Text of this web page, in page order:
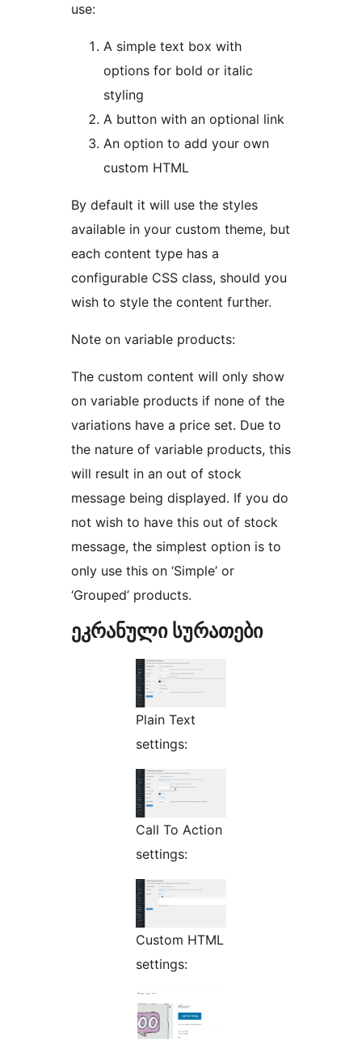
use:
A simple text box with
options for bold or italic
styling
A button with an optional link
An option to add your own
custom HTML
By default it will use the styles
available in your custom theme, but
each content type has a
configurable CSS class, should you
wish to style the content further.
Note on variable products:
The custom content will only show
on variable products if none of the
variations have a price set. Due to
the nature of variable products, this
will result in an out of stock
message being displayed. If you do
not wish to have this out of stock
message, the simplest option is to
only use this on ‘Simple’ or
‘Grouped’ products.
ეკრანული სურათები
Plain Text
settings:
Call To Action
settings:
Custom HTML
settings: